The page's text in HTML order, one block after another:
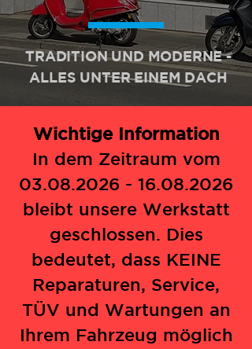
TRADITION UND MODERNE -
ALLES UNTER EINEM DACH
Wichtige Information
In dem Zeitraum vom
03.08.2026 - 16.08.2026
bleibt unsere Werkstatt
geschlossen. Dies
bedeutet, dass KEINE
Reparaturen, Service,
TÜV und Wartungen an
Ihrem Fahrzeug möglich